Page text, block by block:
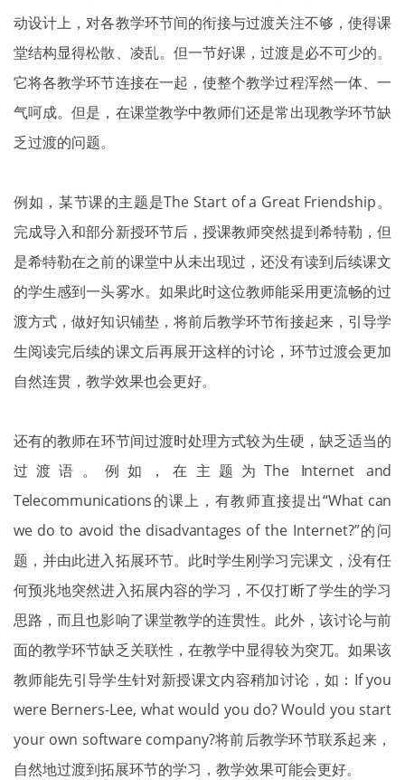
动设计上，对各教学环节间的衔接与过渡关注不够，使得课
堂结构显得松散、凌乱。但一节好课，过渡是必不可少的。
它将各教学环节连接在一起，使整个教学过程浑然一体、一
气呵成。但是，在课堂教学中教师们还是常出现教学环节缺
乏过渡的问题。
例如，某节课的主题是The Start of a Great Friendship。
完成导入和部分新授环节后，授课教师突然提到希特勒，但
是希特勒在之前的课堂中从未出现过，还没有读到后续课文
的学生感到一头雾水。如果此时这位教师能采用更流畅的过
渡方式，做好知识铺垫，将前后教学环节衔接起来，引导学
生阅读完后续的课文后再展开这样的讨论，环节过渡会更加
自然连贯，教学效果也会更好。
还有的教师在环节间过渡时处理方式较为生硬，缺乏适当的
过渡语。例如，在主题为The Internet and
Telecommunications的课上，有教师直接提出“What can
we do to avoid the disadvantages of the Internet?”的问
题，并由此进入拓展环节。此时学生刚学习完课文，没有任
何预兆地突然进入拓展内容的学习，不仅打断了学生的学习
思路，而且也影响了课堂教学的连贯性。此外，该讨论与前
面的教学环节缺乏关联性，在教学中显得较为突兀。如果该
教师能先引导学生针对新授课文内容稍加讨论，如：If you
were Berners-Lee, what would you do? Would you start
your own software company?将前后教学环节联系起来，
自然地过渡到拓展环节的学习，教学效果可能会更好。